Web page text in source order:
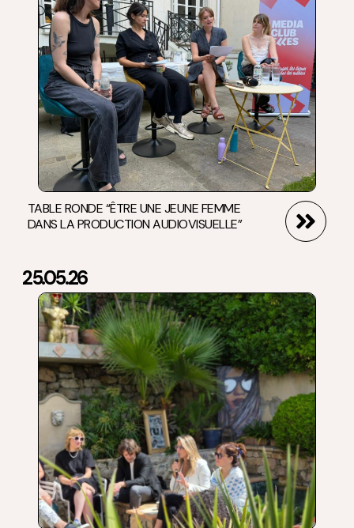
TABLE RONDE “ÊTRE UNE JEUNE FEMME
DANS LA PRODUCTION AUDIOVISUELLE”
25.05.26